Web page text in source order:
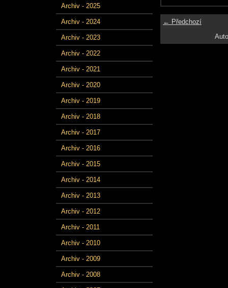
Archiv - 2025
Archiv - 2024
Archiv - 2023
Archiv - 2022
Archiv - 2021
Archiv - 2020
Archiv - 2019
Archiv - 2018
Archiv - 2017
Archiv - 2016
Archiv - 2015
Archiv - 2014
Archiv - 2013
Archiv - 2012
Archiv - 2011
Archiv - 2010
Archiv - 2009
Archiv - 2008
← Předchozí